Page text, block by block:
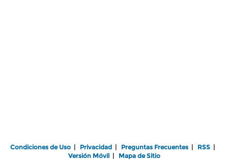
Condiciones de Uso | Privacidad | Preguntas Frecuentes | RSS |
Versión Móvil| Mapa de Sitio